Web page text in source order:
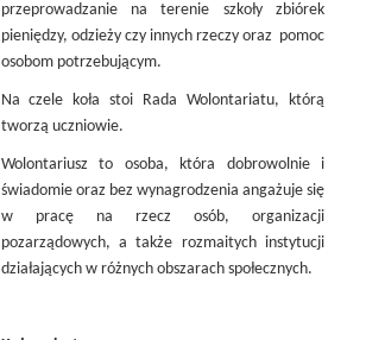
przeprowadzanie na terenie szkoły zbiórek
pieniędzy, odzieży czy innych rzeczy oraz pomoc
osobom potrzebującym.
Na czele koła stoi Rada Wolontariatu, którą
tworzą uczniowie.
Wolontariusz to osoba, która dobrowolnie i
świadomie oraz bez wynagrodzenia angażuje się
w pracę na rzecz osób, organizacji
pozarządowych, a także rozmaitych instytucji
działających w różnych obszarach społecznych.